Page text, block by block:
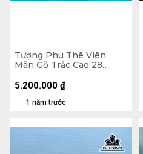
Tượng Phu Thê Viên
Mãn Gỗ Trắc Cao 28
1 năm trước
5.200.000 ₫